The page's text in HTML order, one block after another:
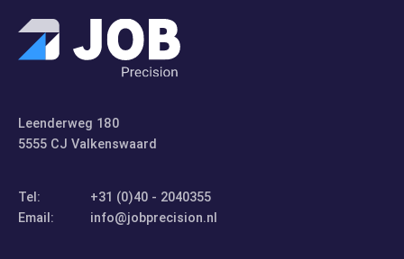
Leenderweg 180
5555 CJ Valkenswaard
Tel:
+31 (0)40 - 2040355
Email:
info@jobprecision.nl